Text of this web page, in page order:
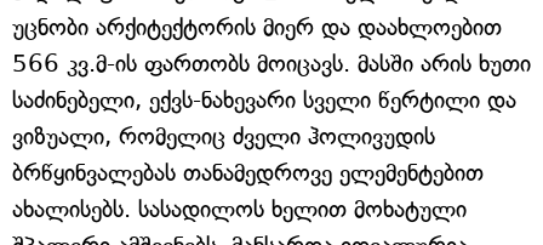
უცნობი არქიტექტორის მიერ და დაახლოებით
566 კვ.მ-ის ფართობს მოიცავს. მასში არის ხუთი
საძინებელი, ექვს-ნახევარი სველი წერტილი და
ვიზუალი, რომელიც ძველი ჰოლივუდის
ბრწყინვალებას თანამედროვე ელემენტებით
ახალისებს. სასადილოს ხელით მოხატული